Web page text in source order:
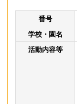
番号
学校・園名
活動内容等